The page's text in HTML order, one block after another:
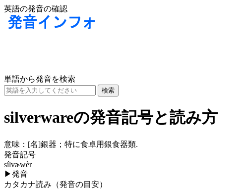
英語の発音の確認
単語から発音を検索
silverwareの発音記号と読み方
意味： [名]銀器；特に食卓用銀食器類.
発音記号
sílvɚwèr
▶発音
カタカナ読み（発音の目安）